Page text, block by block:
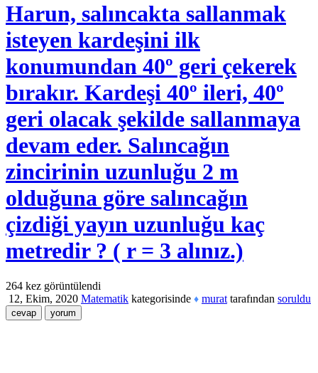
Harun, salıncakta sallanmak
isteyen kardeşini ilk
konumundan 40º geri çekerek
bırakır. Kardeşi 40º ileri, 40º
geri olacak şekilde sallanmaya
devam eder. Salıncağın
zincirinin uzunluğu 2 m
olduğuna göre salıncağın
çizdiği yayın uzunluğu kaç
metredir ? ( r = 3 alınız.)
264 kez görüntülendi
12, Ekim, 2020 Matematik kategorisinde ♦ murat tarafından soruldu